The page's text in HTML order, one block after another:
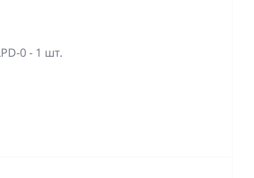
0 - 1 шт.